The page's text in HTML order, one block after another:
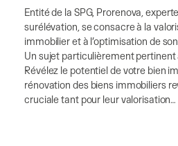
Entité de la SPG, Prorenova,
surélévation, se consacre à la
immobilier et à l’optimisation de
Un sujet particulièrement pertinent
Révélez le potentiel de votre bien
rénovation des biens immobiliers
cruciale tant pour leur valorisation…